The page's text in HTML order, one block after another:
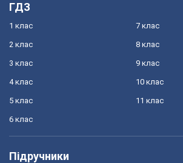
ГДЗ
1 клас
2 клас
3 клас
4 клас
5 клас
6 клас
7 клас
8 клас
9 клас
10 клас
11 клас
Підручники